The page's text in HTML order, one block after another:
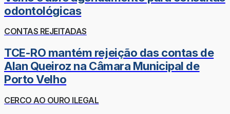
odontológicas
CONTAS REJEITADAS
TCE-RO mantém rejeição das contas de
Alan Queiroz na Câmara Municipal de
Porto Velho
CERCO AO OURO ILEGAL